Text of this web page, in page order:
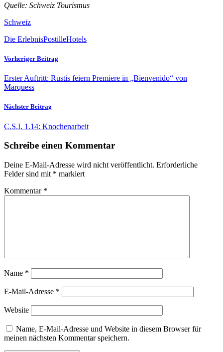
Quelle: Schweiz Tourismus
Schweiz
Die ErlebnisPostilleHotels
Vorheriger Beitrag
Erster Auftritt: Rustis feiern Premiere in „Bienvenido“ von
Marquess
Nächster Beitrag
C.S.I. 1.14: Knochenarbeit
Schreibe einen Kommentar
Deine E-Mail-Adresse wird nicht veröffentlicht. Erforderliche
Felder sind mit * markiert
Kommentar *
Name *
E-Mail-Adresse *
Website
Name, E-Mail-Adresse und Website in diesem Browser für
meinen nächsten Kommentar speichern.